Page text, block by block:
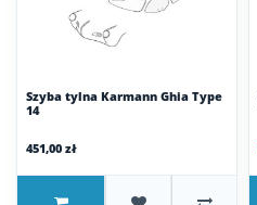
Szyba tylna Karmann Ghia Type
14
451,00 zł